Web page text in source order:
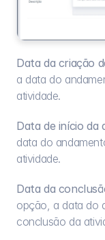
Data da criação
a data do
atividade.
Data de início da
data do
atividade.
Data da
opção, a data do
conclusão da